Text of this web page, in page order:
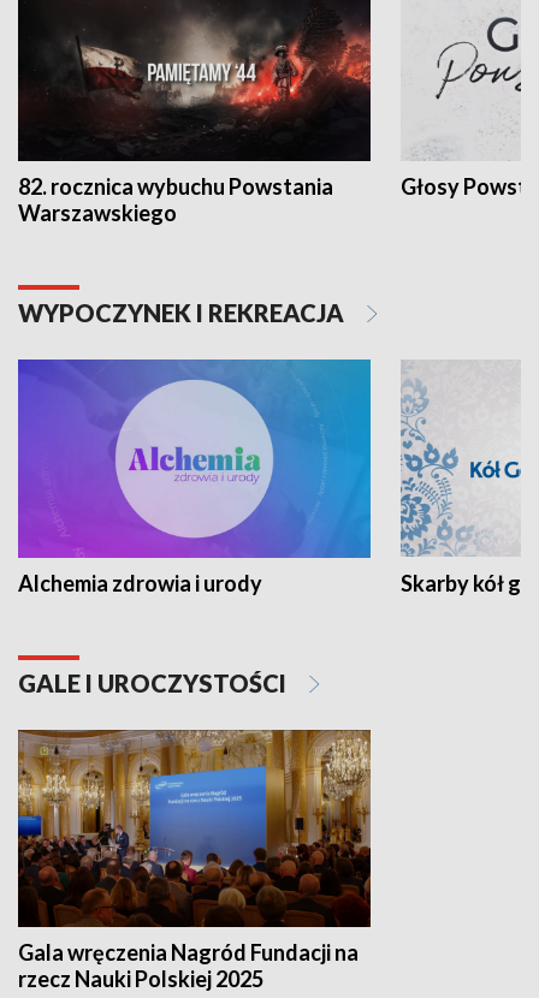
82. rocznica wybuchu Powstania
Warszawskiego
Głosy
WYPOCZYNEK I REKREACJA
Alchemia zdrowia i urody Skarby kół
GALE I UROCZYSTOŚCI
Gala wręczenia Nagród Fundacji na
rzecz Nauki Polskiej 2025